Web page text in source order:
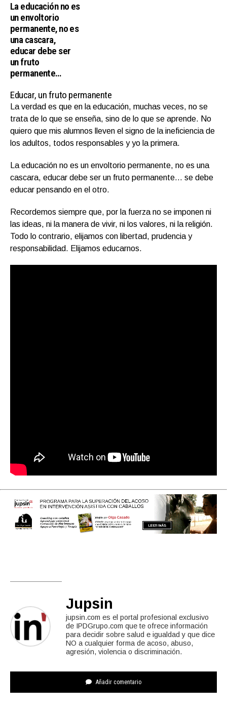
La educación no es
un envoltorio
permanente, no es
una cascara,
educar debe ser
un fruto
permanente…
Educar, un fruto permanente
La verdad es que en la educación, muchas veces, no se
trata de lo que se enseña, sino de lo que se aprende. No
quiero que mis alumnos lleven el signo de la ineficiencia de
los adultos, todos responsables y yo la primera.
La educación no es un envoltorio permanente, no es una
cascara, educar debe ser un fruto permanente… se debe
educar pensando en el otro.
Recordemos siempre que, por la fuerza no se imponen ni
las ideas, ni la manera de vivir, ni los valores, ni la religión.
Todo lo contrario, elijamos con libertad, prudencia y
responsabilidad. Elijamos educarnos.
Jupsin
jupsin.com es el portal profesional exclusivo
de IPDGrupo.com que te ofrece información
para decidir sobre salud e igualdad y que dice
NO a cualquier forma de acoso, abuso,
agresión, violencia o discriminación.
Añadir comentario